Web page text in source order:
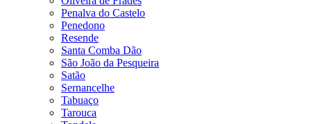
Penalva do Castelo
Penedono
Resende
Santa Comba Dão
São João da Pesqueira
Satão
Sernancelhe
Tabuaço
Tarouca